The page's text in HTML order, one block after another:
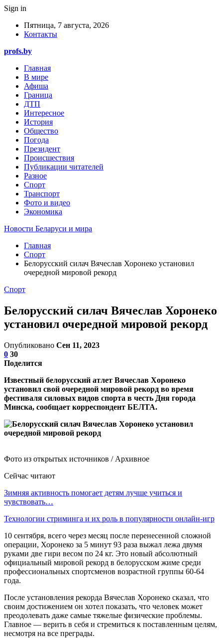
Sign in
Пятница, 7 августа, 2026
Контакты
profs.by
Главная
В мире
Афиша
Граница
ДТП
Интересное
История
Общество
Погода
Президент
Происшествия
Публикации читателей
Разное
Спорт
Транспорт
Фото и видео
Экономика
Новости Беларуси и мира
Главная
Спорт
Белорусский силач Вячеслав Хоронеко установил
очередной мировой рекорд
Спорт
Белорусский силач Вячеслав Хоронеко
установил очередной мировой рекорд
Опубликовано Сен 11, 2023
0 30
Поделится
Известный белорусский атлет Вячеслав Хоронеко
установил свой очередной мировой рекорд во время
фестиваля силовых видов спорта в честь Дня города
Минска, сообщает корреспондент БЕЛТА.
Фото из открытых источников / Архивное
Сейчас читают
Зимняя активность помогает детям лучше учиться и
чувствовать…
Технологии стриминга и их роль в популярности онлайн-игр
10 сентября, всего через месяц после перенесенной сложной
операции, Хоронеко за 5 минут 93 раза выжал лежа двумя
руками две гири весом по 24 кг. Это новый абсолютный
официальный мировой рекорд в белорусском жиме среди
профессиональных спортсменов возрастной группы 60-64
года.
После установления рекорда Вячеслав Хоронеко сказал, что
своим достижением он хотел показать, что человек может
преодолевать даже самые тяжелые физические проблемы.
Главное — верить в себя и стремиться к поставленным целям,
несмотря на все преграды.